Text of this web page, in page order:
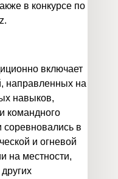
в конкурсе по
включает
направленных на
навыков,
командного
соревновались в
и огневой
на местности,